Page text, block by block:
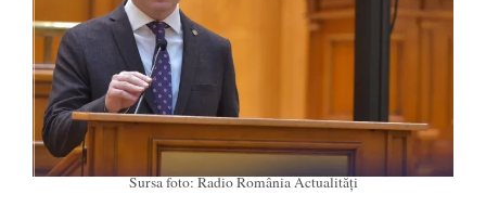
Sursa foto: Radio România Actualități